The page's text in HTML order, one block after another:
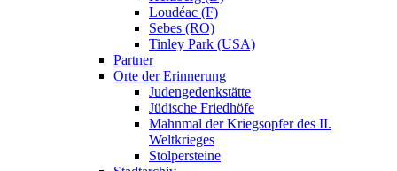
Loudéac (F)
Sebes (RO)
Tinley Park (USA)
Partner
Orte der Erinnerung
Judengedenkstätte
Jüdische Friedhöfe
Mahnmal der Kriegsopfer des II.
Weltkrieges
Stolpersteine